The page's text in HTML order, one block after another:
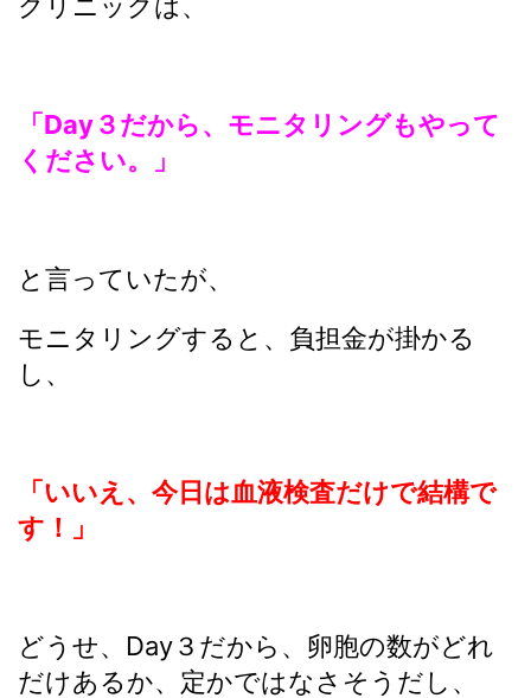
「Day３だから、モニタリングもやって
ください。」
と言っていたが、
モニタリングすると、負担金が掛かる
し、
「いいえ、今日は血液検査だけで結構で
す！」
どうせ、Day３だから、卵胞の数がどれ
だけあるか、定かではなさそうだし、